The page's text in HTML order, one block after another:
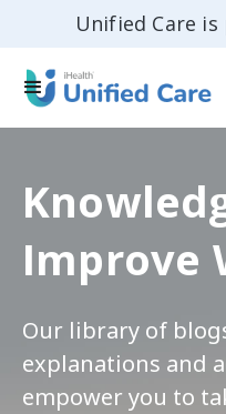
Unified Care
Improve
Our library of
explanations and
empower you to